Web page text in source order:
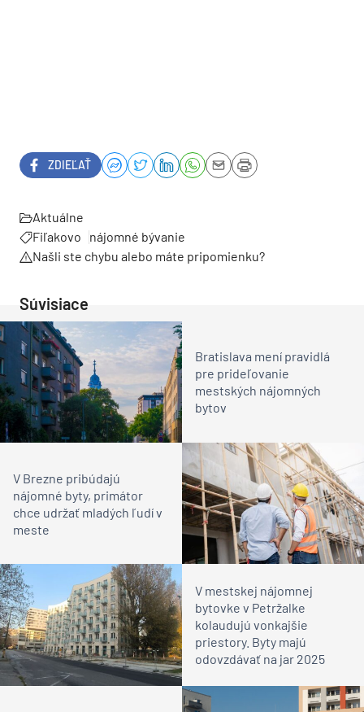
ZDIEĽAŤ
Aktuálne
Fiľakovo
nájomné bývanie
Našli ste chybu alebo máte pripomienku?
Súvisiace
Bratislava mení pravidlá
pre prideľovanie
mestských nájomných
bytov
V Brezne pribúdajú
nájomné byty, primátor
chce udržať mladých ľudí v
meste
V mestskej nájomnej
bytovke v Petržalke
kolaudujú vonkajšie
priestory. Byty majú
odovzdávať na jar 2025